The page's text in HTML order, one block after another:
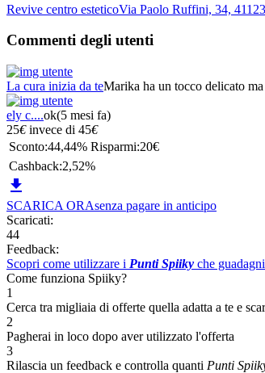
Revive centro esteticoVia Paolo Ruffini, 34,
Commenti degli utenti
La cura inizia da teMarika ha un tocco delicato
ely c....ok(5 mesi fa)
25€ invece di 45€
Sconto:44,44% Risparmi:20€
Cashback:2,52%

SCARICA ORAsenza pagare in anticipo
Scaricati:
44
Feedback:
Scopri come utilizzare i Punti Spiiky che
Come funziona Spiiky?
1
Cerca tra migliaia di offerte quella adatta a te e
2
Pagherai in loco dopo aver utilizzato l'offerta
3
Rilascia un feedback e controlla quanti Punti